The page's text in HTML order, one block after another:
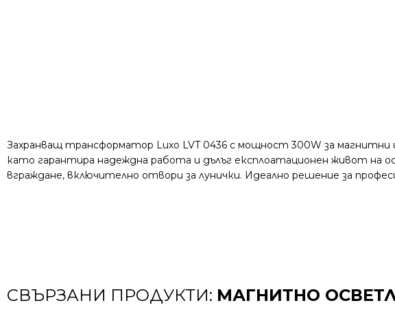
Захранващ трансформатор Luxo LVT 0436 с мощност 300W за
като гарантира надеждна работа и дълъг експлоатационен живот
вграждане, включително отвори за лунички. Идеално решение за
СВЪРЗАНИ ПРОДУКТИ: МАГНИТНО